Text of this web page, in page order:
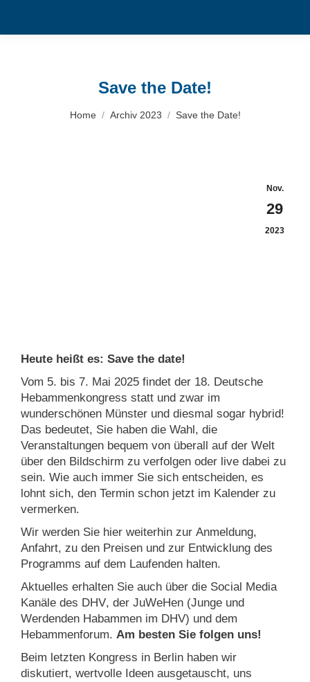
Save the Date!
Home Archiv 2023 Save the Date!
Nov.
29
2023
Heute heißt es: Save the date!
Vom 5. bis 7. Mai 2025 findet der 18. Deutsche
Hebammenkongress statt und zwar im
wunderschönen Münster und diesmal sogar hybrid!
Das bedeutet, Sie haben die Wahl, die
Veranstaltungen bequem von überall auf der Welt
über den Bildschirm zu verfolgen oder live dabei zu
sein. Wie auch immer Sie sich entscheiden, es
lohnt sich, den Termin schon jetzt im Kalender zu
vermerken.
Wir werden Sie hier weiterhin zur Anmeldung,
Anfahrt, zu den Preisen und zur Entwicklung des
Programms auf dem Laufenden halten.
Aktuelles erhalten Sie auch über die Social Media
Kanäle des DHV, der JuWeHen (Junge und
Werdenden Habammen im DHV) und dem
Hebammenforum. Am besten Sie folgen uns!
Beim letzten Kongress in Berlin haben wir
diskutiert, wertvolle Ideen ausgetauscht, uns